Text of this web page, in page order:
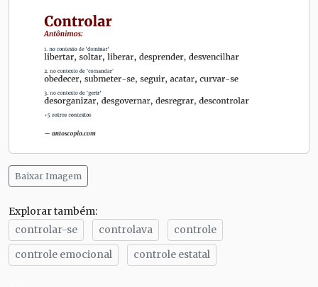
Baixar Imagem
Explorar também:
controlar-se
controlava
controle
controle emocional
controle estatal